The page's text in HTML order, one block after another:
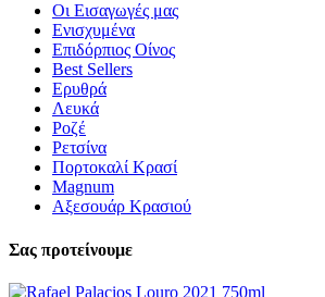
Οι Εισαγωγές μας
Ενισχυμένα
Επιδόρπιος Οίνος
Best Sellers
Ερυθρά
Λευκά
Ροζέ
Ρετσίνα
Πορτοκαλί Κρασί
Magnum
Αξεσουάρ Κρασιού
Σας προτείνουμε